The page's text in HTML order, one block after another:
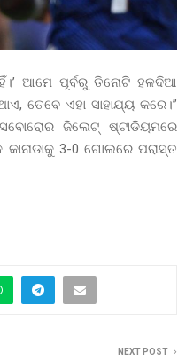
ଆମେ ପୂର୍ବରୁ ତିନୋଟି ହଳଦିଆ
ତେବେ ଏହା ସାହାଯ୍ୟ କରେ।”
ଜିଲେଟ୍ ଷ୍ଟାଡିୟମରେ
3-0 ଗୋଲରେ ପରାସ୍ତ
NEXT POST